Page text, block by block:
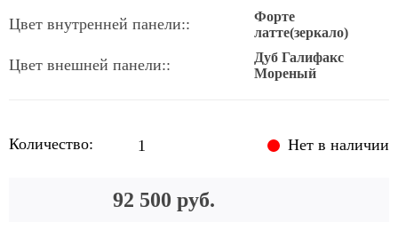
Цвет внутренней панели::
Форте
латте(зеркало)
Цвет внешней панели::
Дуб Галифакс
Мореный
Количество: Нет в наличии
92 500 руб.